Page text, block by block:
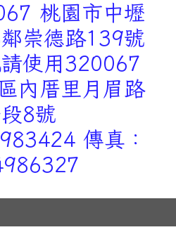
桃園市中壢
崇德路139號
使用320067
內厝里月眉路
8號
傳真：